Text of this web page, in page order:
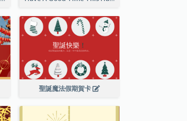
聖誕魔法假期賀卡